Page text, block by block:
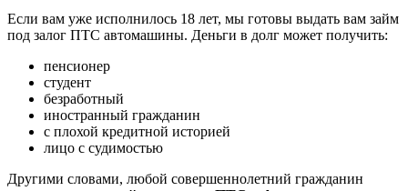
Если вам уже исполнилось 18 лет, мы готовы выдать вам займ
под залог ПТС автомашины. Деньги в долг может получить:
пенсионер
студент
безработный
иностранный гражданин
с плохой кредитной историей
лицо с судимостью
Другими словами, любой совершеннолетний гражданин